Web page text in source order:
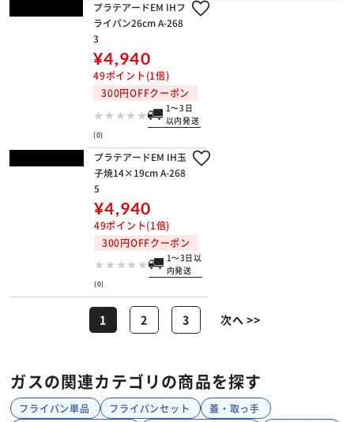
-2683
¥4,940
49ポイント(1倍)
300円OFFクーポン
¥4,940
49ポイント(1倍)
300円OFFクーポン
ガスの関連カテゴリの商品を探す